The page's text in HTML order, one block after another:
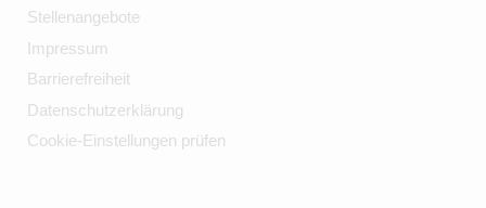
Stellenangebote
Impressum
Barrierefreiheit
Datenschutzerklärung
Cookie-Einstellungen prüfen